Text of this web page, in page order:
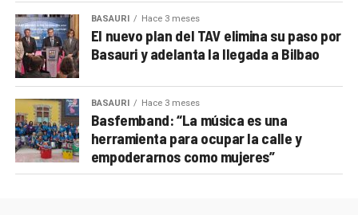
BASAURI Hace 3 meses
El nuevo plan del TAV elimina su paso por
Basauri y adelanta la llegada a Bilbao
BASAURI Hace 3 meses
Basfemband: “La música es una
herramienta para ocupar la calle y
empoderarnos como mujeres”